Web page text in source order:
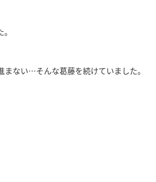
ない…そんな葛藤を続けていました。